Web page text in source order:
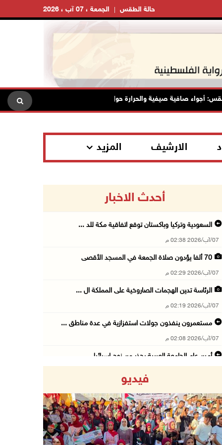
الجمعة ، 07 آب ، 2026 حالة الطقس
صافية صيفية والحرارة حول معدلها العام محافظة القدس:
الارشيف المزيد
أحدث الاخبار
السعودية وتركيا وباكستان توقع اتفاقية مكة للد ...
07/آب/2026 02:38 م
70 ألفا يؤدون صلاة الجمعة في المسجد الأقصى
07/آب/2026 02:29 م
الرئاسة تدين الهجمات الصاروخية على المملكة ال ...
07/آب/2026 02:19 م
مستعمرون ينفذون جولات استفزازية في عدة مناطق ...
07/آب/2026 02:08 م
أمين عام الجامعة العربية يحذر من نهج إسرائيل ...
07/آب/2026 01:38 م
مستعمرون يهاجمون مجددا تجمع الكعابنة شرق الطي ...
07/آب/2026 12:08 م
فيديو
Previous Next